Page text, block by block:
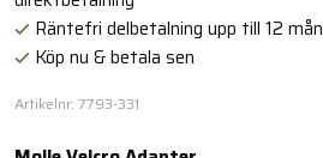
Räntefri delbetalning upp till 12
Köp nu & betala sen
Artikelnr: 7793-331